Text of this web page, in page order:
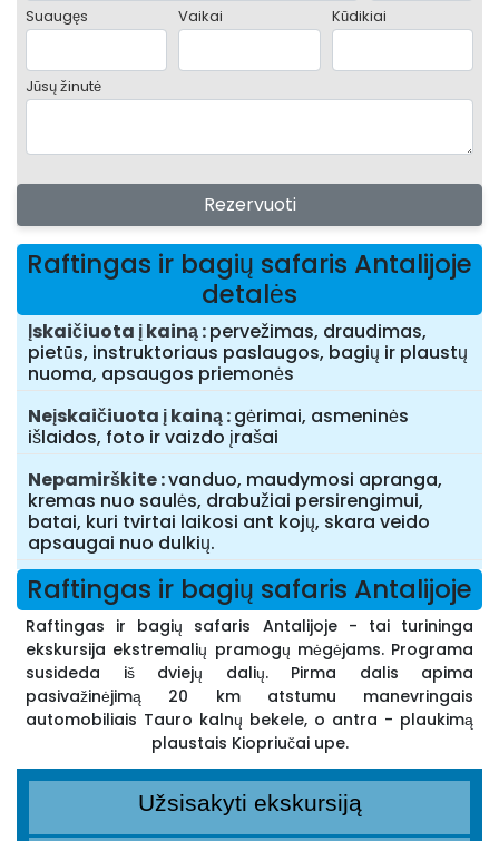
Suaugęs Vaikai Kūdikiai
Jūsų žinutė
Rezervuoti
Raftingas ir bagių safaris Antalijoje
detalės
Įskaičiuota į kainą pervežimas, draudimas,
pietūs, instruktoriaus paslaugos, bagių ir plaustų
nuoma, apsaugos priemonės
Neįskaičiuota į kainą gėrimai, asmeninės
išlaidos, foto ir vaizdo įrašai
Nepamirškite vanduo, maudymosi apranga,
kremas nuo saulės, drabužiai persirengimui,
batai, kuri tvirtai laikosi ant kojų, skara veido
apsaugai nuo dulkių.
Raftingas ir bagių safaris Antalijoje
Raftingas ir bagių safaris Antalijoje - tai turininga
ekskursija ekstremalių pramogų mėgėjams. Programa
susideda iš dviejų dalių. Pirma dalis apima
pasivažinėjimą 20 km atstumu manevringais
automobiliais Tauro kalnų bekele, o antra - plaukimą
plaustais Kiopriučai upe.
Užsisakyti ekskursiją